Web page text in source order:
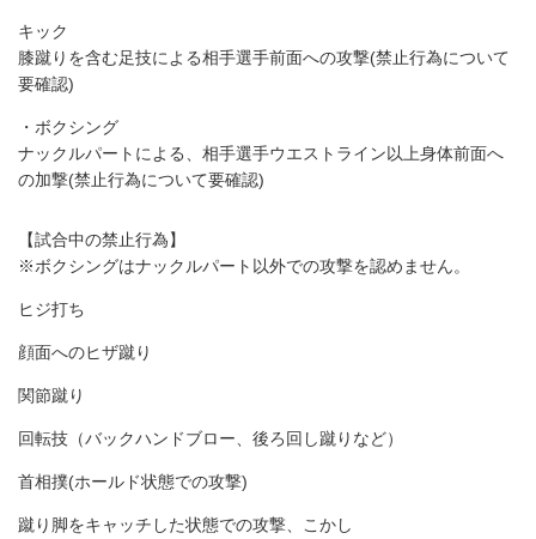
キック
膝蹴りを含む足技による相手選手前面への攻撃(禁止行為について
要確認)
・ボクシング
ナックルパートによる、相手選手ウエストライン以上身体前面へ
の加撃(禁止行為について要確認)
【試合中の禁止行為】
※ボクシングはナックルパート以外での攻撃を認めません。
ヒジ打ち
顔面へのヒザ蹴り
関節蹴り
回転技（バックハンドブロー、後ろ回し蹴りなど）
首相撲(ホールド状態での攻撃)
蹴り脚をキャッチした状態での攻撃、こかし